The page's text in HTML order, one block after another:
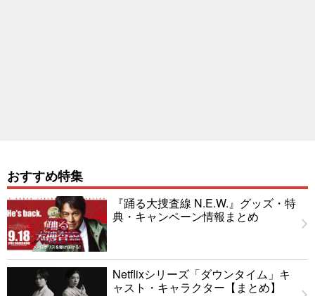
おすすめ特集
『踊る大捜査線 N.E.W.』グッズ・特
典・キャンペーン情報まとめ
Netflixシリーズ「ダウンタイム」キ
ャスト・キャラクター【まとめ】